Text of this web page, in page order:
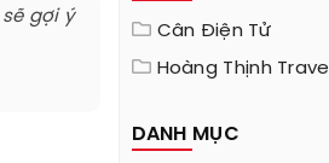
gợi ý
Cân Điện Tử
Hoàng Thịnh Travel
DANH MỤC